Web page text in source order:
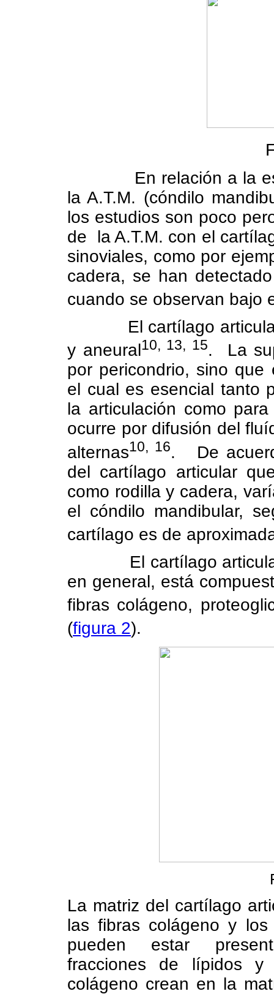
En relación a la
la A.T.M. (cóndilo
los estudios son poco
de
la A.T.M. con el
sinoviales, como por
cadera, se han
cuando se observan bajo
El cartílago
y aneural10, 13, 15.
La
por pericondrio, sino
el cual es esencial tanto
la articulación como
ocurre por difusión del
alternas10, 16.
De
del cartílago articular
como rodilla y cadera,
el cóndilo mandibular,
cartílago es de
El cartílago
en general, está
fibras colágeno,
(figura 2).
La matriz del cartílago
las fibras colágeno y los
pueden estar
fracciones de lípidos y
colágeno crean en la